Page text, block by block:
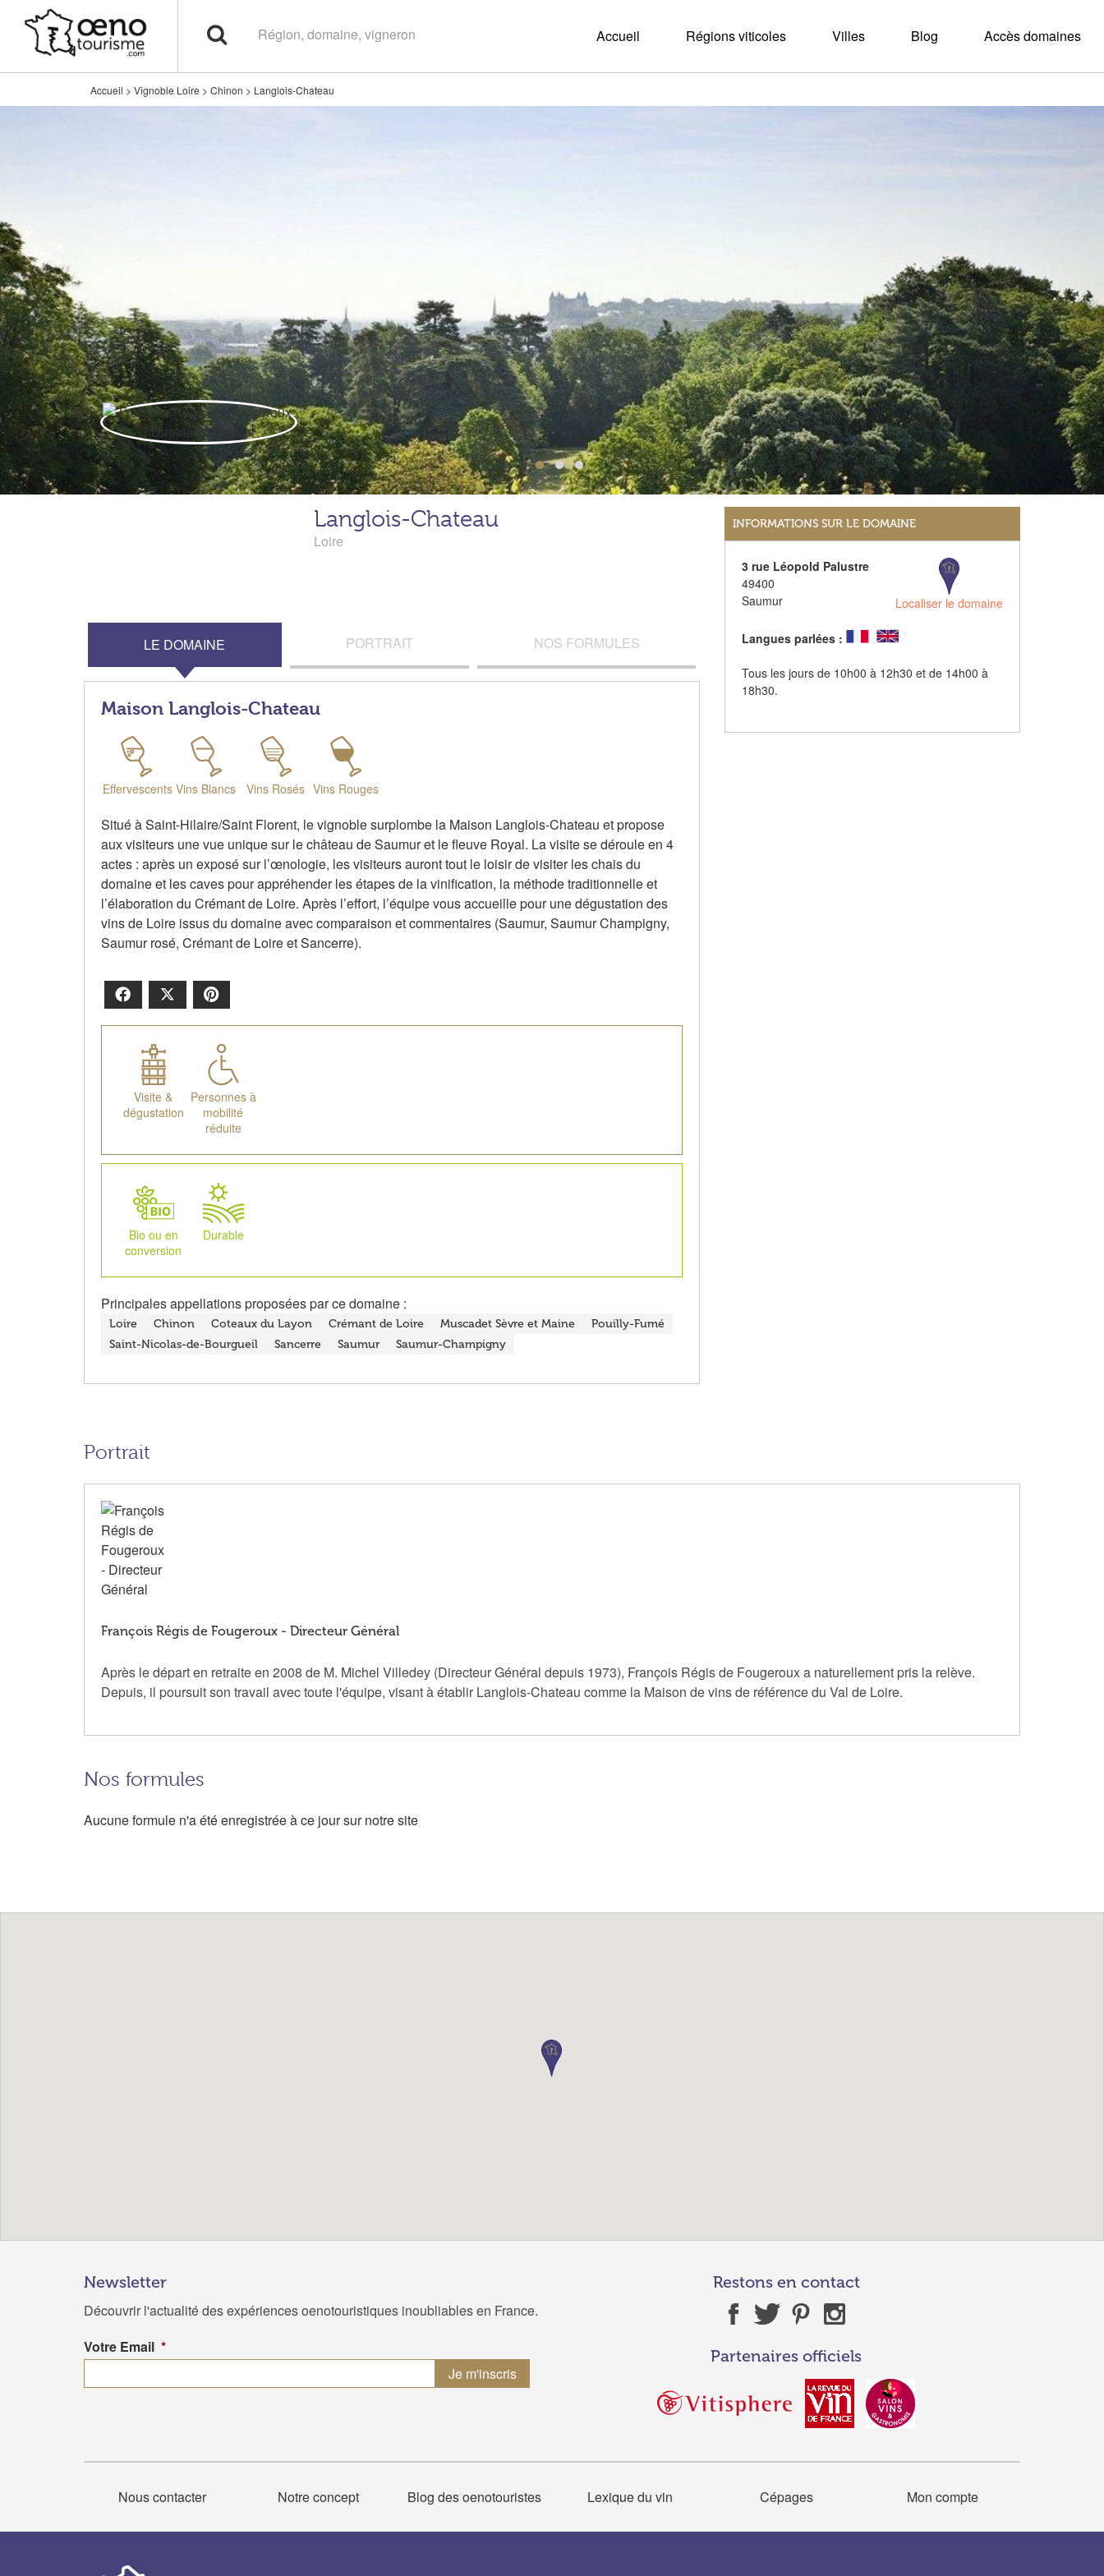
Accueil Régions viticoles Villes Blog Accès domaines
Accueil > Vignoble Loire > Chinon > Langlois-Chateau
Langlois-Chateau
Loire
LE DOMAINE PORTRAIT NOS FORMULES
Maison Langlois-Chateau
Effervescents Vins Blancs Vins Rosés Vins Rouges
Situé à Saint-Hilaire/Saint Florent, le vignoble surplombe la Maison Langlois-Chateau et propose
aux visiteurs une vue unique sur le château de Saumur et le fleuve Royal. La visite se déroule en 4
actes : après un exposé sur l’œnologie, les visiteurs auront tout le loisir de visiter les chais du
domaine et les caves pour appréhender les étapes de la vinification, la méthode traditionnelle et
l’élaboration du Crémant de Loire. Après l’effort, l’équipe vous accueille pour une dégustation des
vins de Loire issus du domaine avec comparaison et commentaires (Saumur, Saumur Champigny,
Saumur rosé, Crémant de Loire et Sancerre).
Facebook
Visite &
dégustation
Personnes à
mobilité
réduite
Bio ou en
conversion
Durable
Principales appellations proposées par ce domaine :
Loire Chinon Coteaux du Layon Crémant de Loire Muscadet Sèvre et Maine
Pouilly-Fumé
Saint-Nicolas-de-Bourgueil
Sancerre Saumur Saumur-Champigny
INFORMATIONS SUR LE DOMAINE
3 rue Léopold Palustre
49400
Saumur
Localiser le domaine
Langues parlées :
Tous les jours de 10h00 à 12h30 et de 14h00 à
18h30.
Portrait
François Régis de Fougeroux - Directeur Général
Après le départ en retraite en 2008 de M. Michel Villedey (Directeur Général depuis 1973), François Régis de Fougeroux a naturellement pris la relève.
Depuis, il poursuit son travail avec toute l'équipe, visant à établir Langlois-Chateau comme la Maison de vins de référence du Val de Loire.
Nos formules
Aucune formule n'a été enregistrée à ce jour sur notre site
Newsletter
Découvrir l'actualité des expériences oenotouristiques inoubliables en France.
Votre Email *
Restons en contact
Partenaires officiels
Nous contacter Notre concept Blog des oenotouristes Lexique du vin Cépages Mon compte